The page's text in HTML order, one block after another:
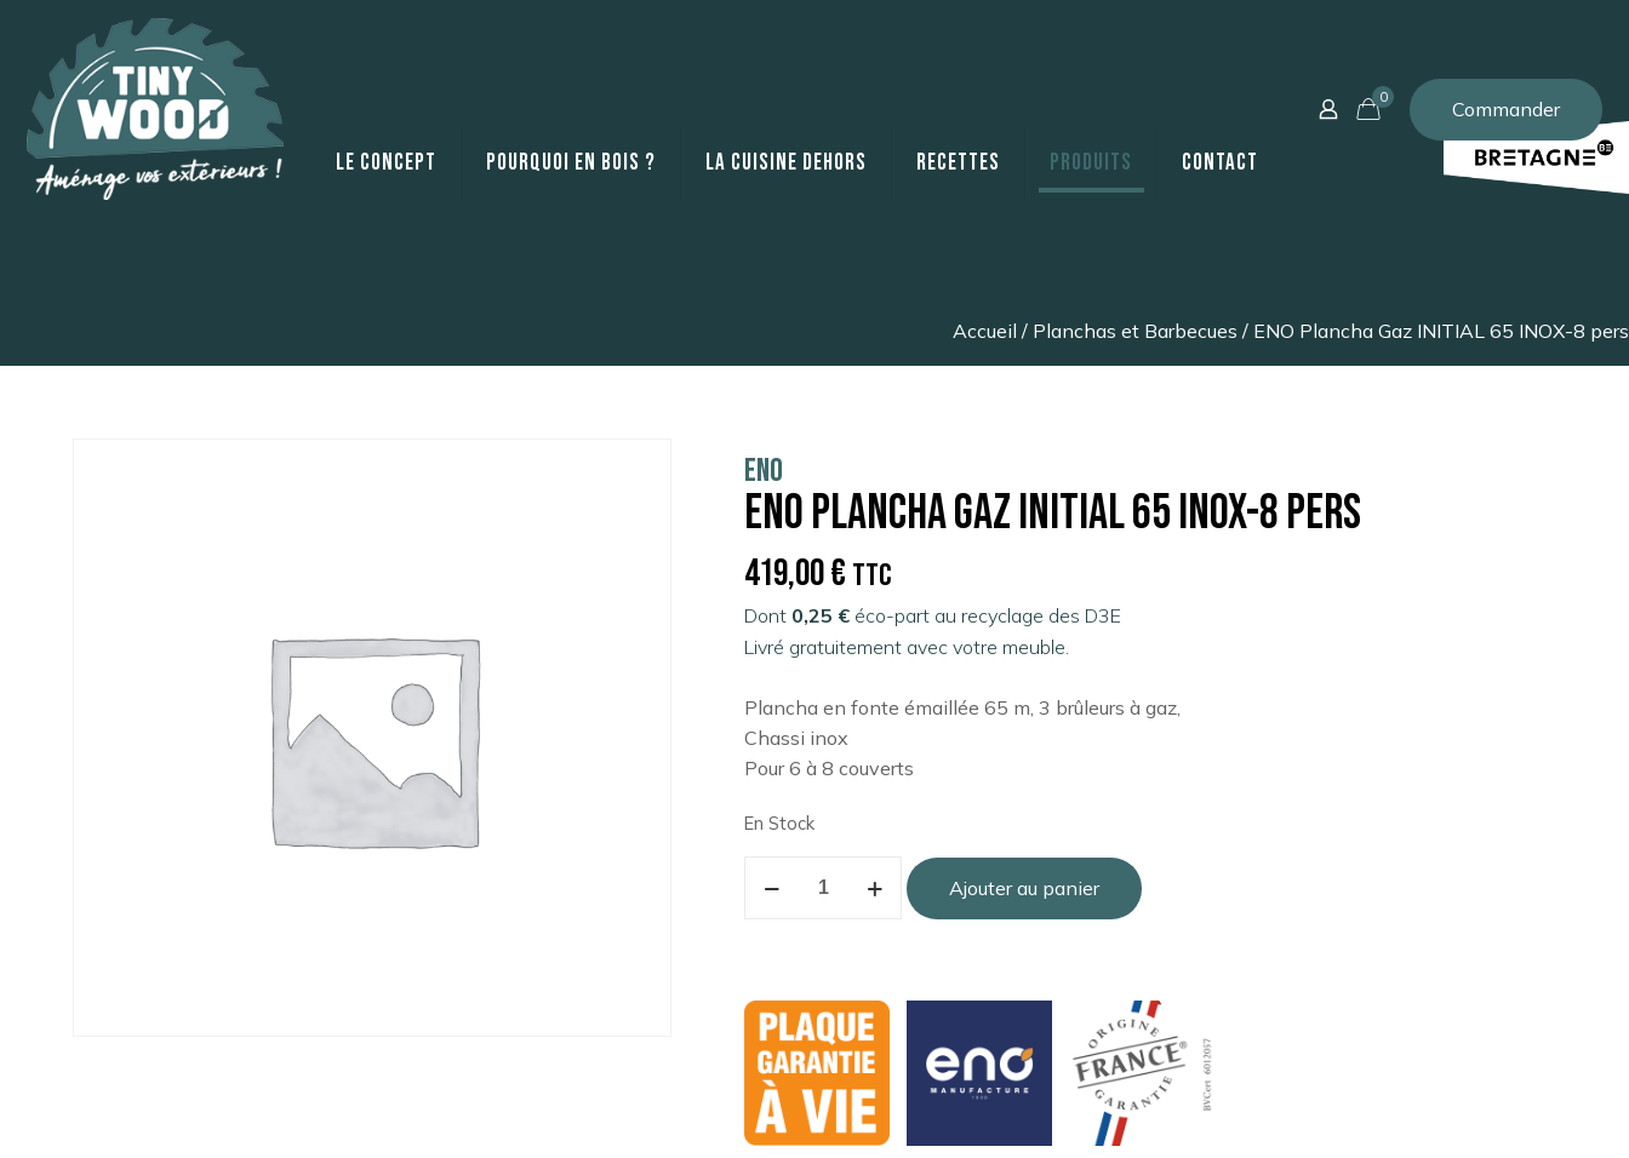
Le concept Pourquoi en bois ? La cuisine dehors Recettes Produits Contact
0 Commander
Accueil / Planchas et Barbecues / ENO Plancha Gaz INITIAL 65 INOX-8 pers
ENO
ENO Plancha Gaz INITIAL 65 INOX-8 pers
419,00€ TTC
Dont 0,25 € éco-part au recyclage des D3E
Livré gratuitement avec votre meuble.
Plancha en fonte émaillée 65 m, 3 brûleurs à gaz,
Chassi inox
Pour 6 à 8 couverts
En Stock
Ajouter au panier